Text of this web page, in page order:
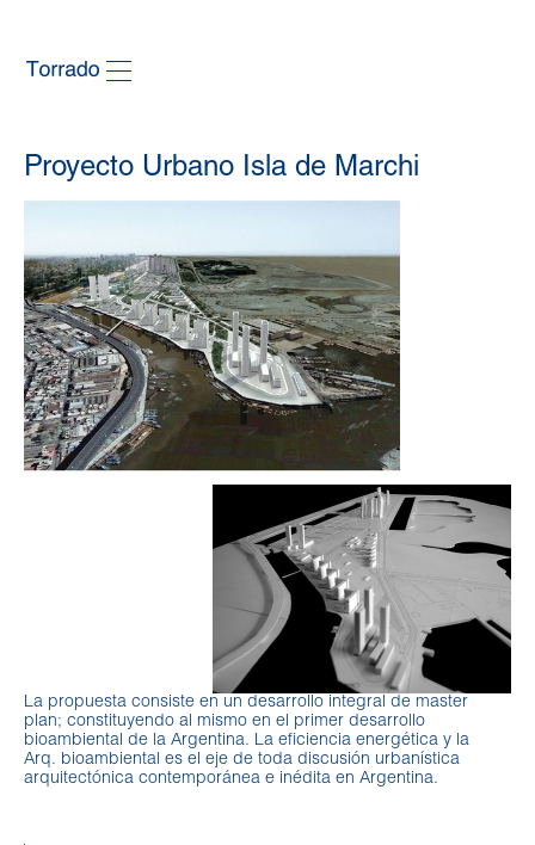
Proyecto Urbano Isla de Marchi
La propuesta consiste en un desarrollo integral de master
plan; constituyendo al mismo en el primer desarrollo
bioambiental de la Argentina. La eficiencia energética y la
Arq. bioambiental es el eje de toda discusión urbanística
arquitectónica contemporánea e inédita en Argentina.